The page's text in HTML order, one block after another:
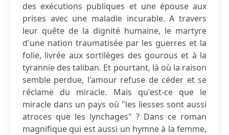
des exécutions publiques et une épouse aux
prises avec une maladie incurable. A travers
leur quête de la dignité humaine, le martyre
d'une nation traumatisée par les guerres et la
folie, livrée aux sortilèges des gourous et à la
tyrannie des taliban. Et pourtant, là où la raison
semble perdue, l'amour refuse de céder et se
réclame du miracle. Mais qu'est-ce que le
miracle dans un pays où "les liesses sont aussi
atroces que les lynchages" ? Dans ce roman
magnifique qui est aussi un hymne à la femme,